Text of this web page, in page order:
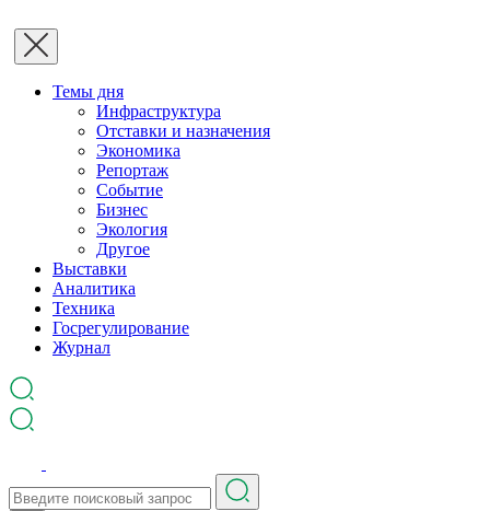
Темы дня
Инфраструктура
Отставки и назначения
Экономика
Репортаж
Событие
Бизнес
Экология
Другое
Выставки
Аналитика
Техника
Госрегулирование
Журнал